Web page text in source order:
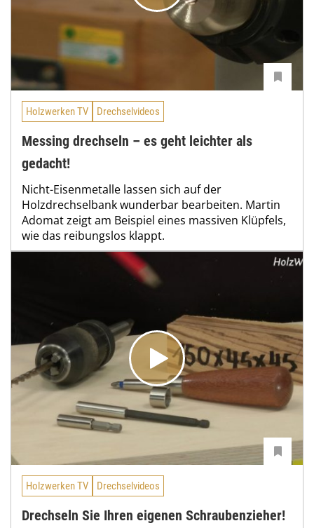
Holzwerken TV Drechselvideos
Messing drechseln – es geht leichter als
gedacht!
Nicht-Eisenmetalle lassen sich auf der
Holzdrechselbank wunderbar bearbeiten. Martin
Adomat zeigt am Beispiel eines massiven Klüpfels,
wie das reibungslos klappt.
Holzwerken TV Drechselvideos
Drechseln Sie Ihren eigenen Schraubenzieher!